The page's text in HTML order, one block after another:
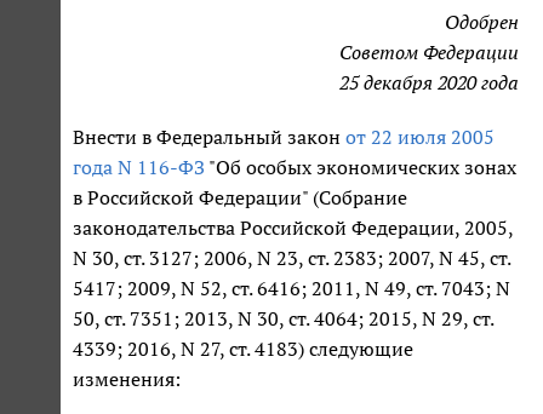
Одобрен
Советом Федерации
25 декабря 2020 года
Внести в Федеральный закон от 22 июля 2005
года N 116-ФЗ "Об особых экономических зонах
в Российской Федерации" (Собрание
законодательства Российской Федерации, 2005,
N 30, ст. 3127; 2006, N 23, ст. 2383; 2007, N 45, ст.
5417; 2009, N 52, ст. 6416; 2011, N 49, ст. 7043; N
50, ст. 7351; 2013, N 30, ст. 4064; 2015, N 29, ст.
4339; 2016, N 27, ст. 4183) следующие
изменения: